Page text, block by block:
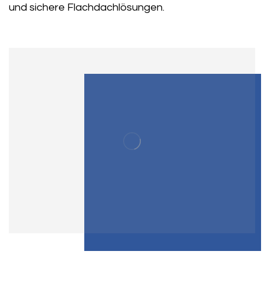
und sichere Flachdachlösungen.